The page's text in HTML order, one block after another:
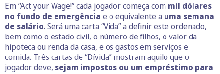
Em “Act your Wage!” cada jogador começa com mil dólares
no fundo de emergência e o equivalente a uma semana
de salário. Será uma carta “Vida” a definir este ordenado,
bem como o estado civil, o número de filhos, o valor da
hipoteca ou renda da casa, e os gastos em serviços e
comida. Três cartas de “Dívida” mostram aquilo que o
jogador deve, sejam impostos ou um empréstimo para